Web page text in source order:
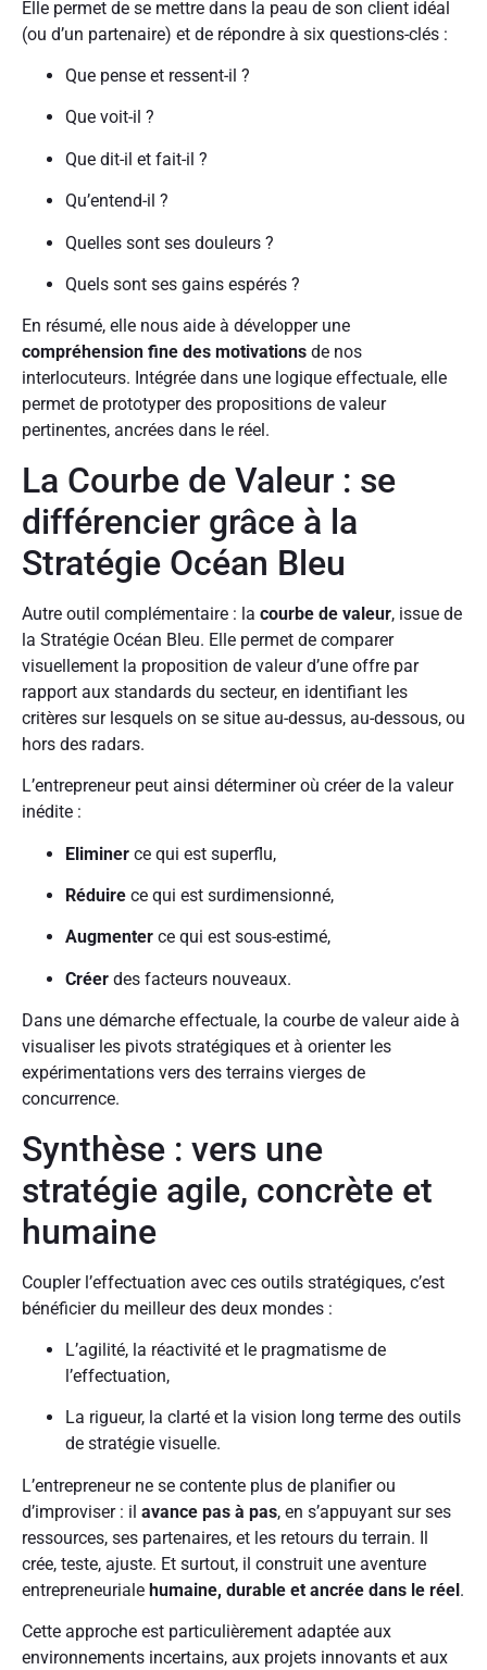
Elle permet de se mettre dans la peau de son client idéal
(ou d’un partenaire) et de répondre à six questions-clés :
Que pense et ressent-il ?
Que voit-il ?
Que dit-il et fait-il ?
Qu’entend-il ?
Quelles sont ses douleurs ?
Quels sont ses gains espérés ?
En résumé, elle nous aide à développer une
compréhension fine des motivations de nos
interlocuteurs. Intégrée dans une logique effectuale, elle
permet de prototyper des propositions de valeur
pertinentes, ancrées dans le réel.
La Courbe de Valeur : se
différencier grâce à la
Stratégie Océan Bleu
Autre outil complémentaire : la courbe de valeur, issue de
la Stratégie Océan Bleu. Elle permet de comparer
visuellement la proposition de valeur d’une offre par
rapport aux standards du secteur, en identifiant les
critères sur lesquels on se situe au-dessus, au-dessous, ou
hors des radars.
L’entrepreneur peut ainsi déterminer où créer de la valeur
inédite :
Eliminer ce qui est superflu,
Réduire ce qui est surdimensionné,
Augmenter ce qui est sous-estimé,
Créer des facteurs nouveaux.
Dans une démarche effectuale, la courbe de valeur aide à
visualiser les pivots stratégiques et à orienter les
expérimentations vers des terrains vierges de
concurrence.
Synthèse : vers une
stratégie agile, concrète et
humaine
Coupler l’effectuation avec ces outils stratégiques, c’est
bénéficier du meilleur des deux mondes :
L’agilité, la réactivité et le pragmatisme de
l’effectuation,
La rigueur, la clarté et la vision long terme des outils
de stratégie visuelle.
L’entrepreneur ne se contente plus de planifier ou
d’improviser : il avance pas à pas, en s’appuyant sur ses
ressources, ses partenaires, et les retours du terrain. Il
crée, teste, ajuste. Et surtout, il construit une aventure
entrepreneuriale humaine, durable et ancrée dans le réel.
Cette approche est particulièrement adaptée aux
environnements incertains, aux projets innovants et aux